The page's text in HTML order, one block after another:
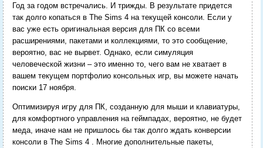
Год за годом встречались. И трижды. В результате придется
так долго копаться в The Sims 4 на текущей консоли. Если у
вас уже есть оригинальная версия для ПК со всеми
расширениями, пакетами и коллекциями, то это сообщение,
вероятно, вас не вырвет. Однако, если симуляция
человеческой жизни – это именно то, чего вам не хватает в
вашем текущем портфолио консольных игр, вы можете начать
поиски 17 ноября.
Оптимизируя игру для ПК, созданную для мыши и клавиатуры,
для комфортного управления на геймпадах, вероятно, не будет
меда, иначе нам не пришлось бы так долго ждать конверсии
консоли в The Sims 4 . Многие дополнительные пакеты,